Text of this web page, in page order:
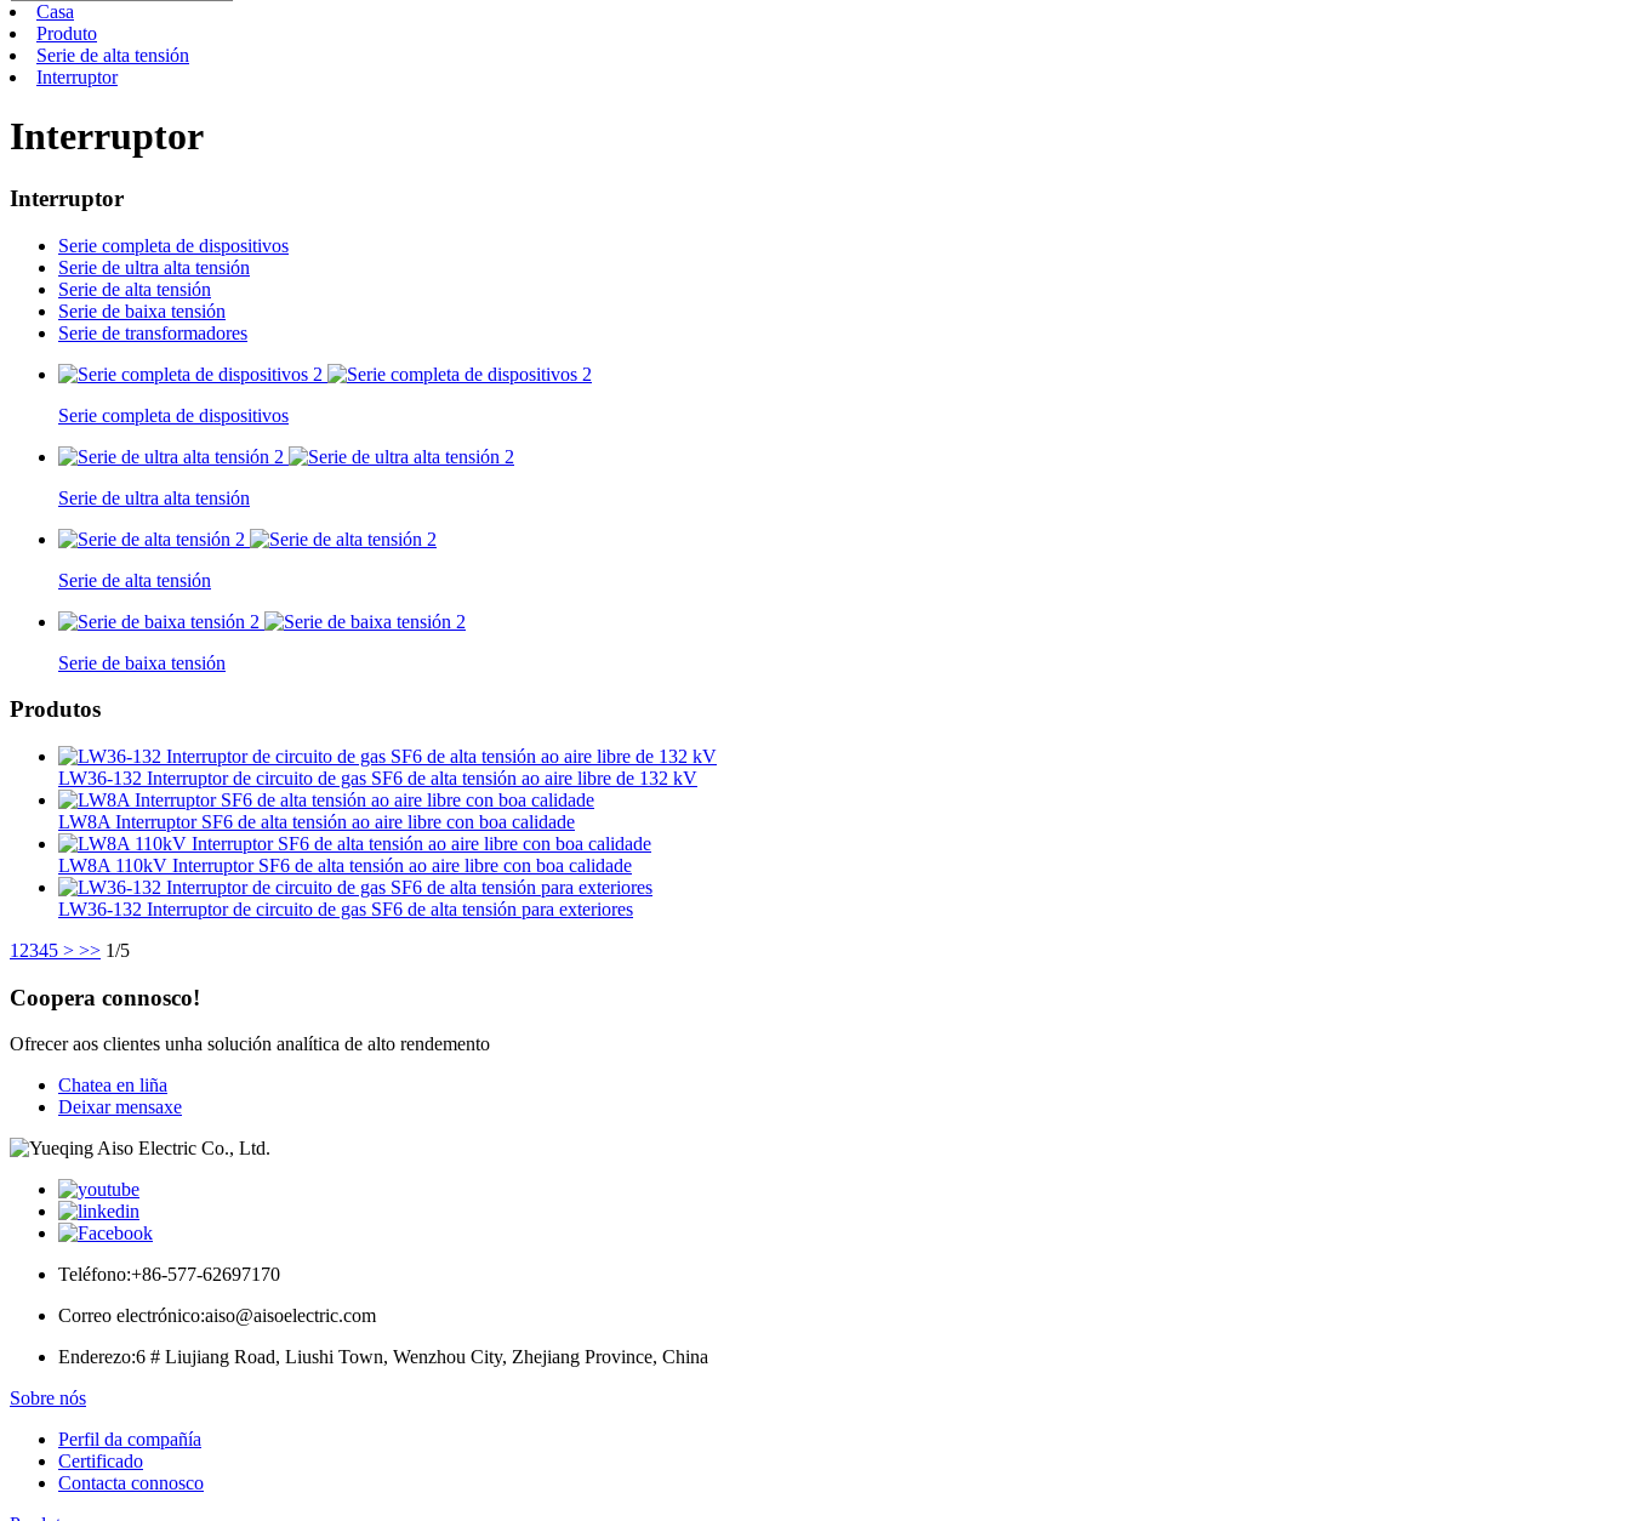
Casa
Produto
Serie de alta tensión
Interruptor
Interruptor
Interruptor
Serie completa de dispositivos
Serie de ultra alta tensión
Serie de alta tensión
Serie de baixa tensión
Serie de transformadores
Serie completa de dispositivos
Serie de ultra alta tensión
Serie de alta tensión
Serie de baixa tensión
Produtos
LW36-132 Interruptor de circuito de gas SF6 de alta tensión ao aire libre de 132 kV
LW8A Interruptor SF6 de alta tensión ao aire libre con boa calidade
LW8A 110kV Interruptor SF6 de alta tensión ao aire libre con boa calidade
LW36-132 Interruptor de circuito de gas SF6 de alta tensión para exteriores
1 2345 > >> 1/5
Coopera connosco!
Ofrecer aos clientes unha solución analítica de alto rendemento
Chatea en liña
Deixar mensaxe
Teléfono:+86-577-62697170
Correo electrónico:aiso@aisoelectric.com
Enderezo:6 # Liujiang Road, Liushi Town, Wenzhou City, Zhejiang Province, China
Sobre nós
Perfil da compañía
Certificado
Contacta connosco